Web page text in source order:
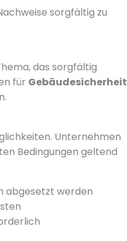
sorgfältig zu
das sorgfältig
für Gebäudesicherheit
Unternehmen
Bedingungen geltend
abgesetzt werden